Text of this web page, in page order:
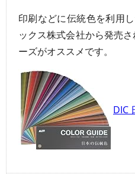
印刷などに伝統色を利用
ックス株式会社から発売
ーズがオススメです。
DIC